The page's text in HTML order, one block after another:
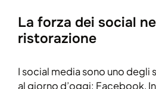
La forza dei social
ristorazione
I social media sono uno degli
al giorno d’oggi: Facebook,